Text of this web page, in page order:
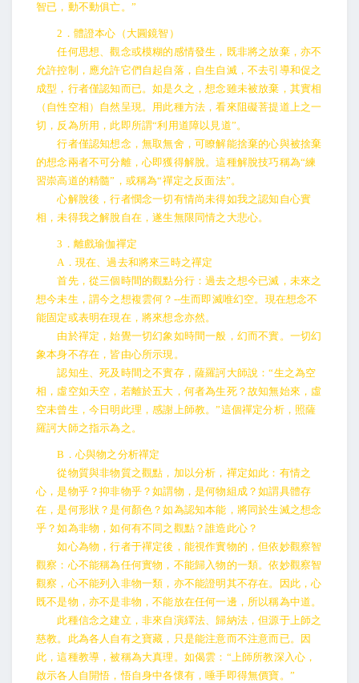
智已，動不動俱亡。”
2．體證本心（大圓鏡智）
任何思想、觀念或模糊的感情發生，既非將之放棄，亦不
允許控制，應允許它們自起自落，自生自滅，不去引導和促之
成型，行者僅認知而已。如是久之，想念雖未被放棄，其實相
（自性空相）自然呈現。用此種方法，看來阻礙菩提道上之一
切，反為所用，此即所謂“利用道障以見道”。
行者僅認知想念，無取無舍，可瞭解能捨棄的心與被捨棄
的想念兩者不可分離，心即獲得解脫。這種解脫技巧稱為“練
習崇高道的精髓”，或稱為“禪定之反面法”。
心解脫後，行者憫念一切有情尚未得如我之認知自心實
相，未得我之解脫自在，遂生無限同情之大悲心。
3．離戲瑜伽禪定
A．現在、過去和將來三時之禪定
首先，從三個時間的觀點分行：過去之想今已滅，未來之
想今未生，謂今之想複雲何？--生而即滅唯幻空。現在想念不
能固定或表明在現在，將來想念亦然。
由於禪定，始覺一切幻象如時間一般，幻而不實。一切幻
象本身不存在，皆由心所示現。
認知生、死及時間之不實存，薩羅訶大師說：“生之為空
相，虛空如天空，若離於五大，何者為生死？故知無始來，虛
空未曾生，今日明此理，感謝上師教。”這個禪定分析，照薩
羅訶大師之指示為之。
B．心與物之分析禪定
從物質與非物質之觀點，加以分析，禪定如此：有情之
心，是物乎？抑非物乎？如謂物，是何物組成？如謂具體存
在，是何形狀？是何顏色？如為認知本能，將同於生滅之想念
乎？如為非物，如何有不同之觀點？誰造此心？
如心為物，行者于禪定後，能視作實物的，但依妙觀察智
觀察：心不能稱為任何實物，不能歸入物的一類。依妙觀察智
觀察，心不能列入非物一類，亦不能證明其不存在。因此，心
既不是物，亦不是非物，不能放在任何一邊，所以稱為中道。
此種信念之建立，非來自演繹法、歸納法，但源于上師之
慈教。此為各人自有之寶藏，只是能注意而不注意而已。因
此，這種教導，被稱為大真理。如偈雲：“上師所教深入心，
啟示各人自開悟，悟自身中各懷有，唾手即得無價寶。”